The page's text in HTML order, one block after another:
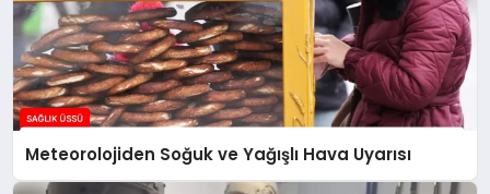
Meteorolojiden Soğuk ve Yağışlı Hava Uyarısı